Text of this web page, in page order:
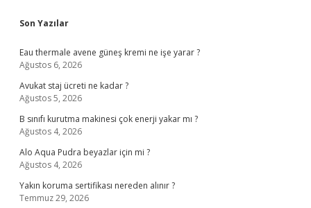
Sidebar
Son Yazılar
Eau thermale avene güneş kremi ne işe yarar ?
Ağustos 6, 2026
Avukat staj ücreti ne kadar ?
Ağustos 5, 2026
B sınıfı kurutma makinesi çok enerji yakar mı ?
Ağustos 4, 2026
Alo Aqua Pudra beyazlar için mi ?
Ağustos 4, 2026
Yakın koruma sertifikası nereden alınır ?
Temmuz 29, 2026